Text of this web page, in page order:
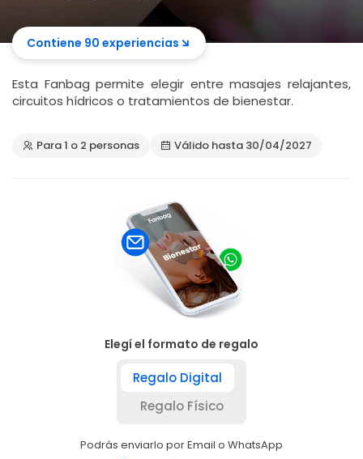
Contiene 90 experiencias
Esta Fanbag permite elegir entre masajes relajantes,
circuitos hídricos o tratamientos de bienestar.
Para 1 o 2 personas Válido hasta 30/04/2027
Elegí el formato de regalo
Regalo Digital
Regalo Físico
Podrás enviarlo por Email o WhatsApp